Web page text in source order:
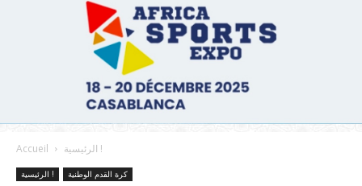
Accueil الرئيسية !
الرئيسية ! كرة القدم الوطنية